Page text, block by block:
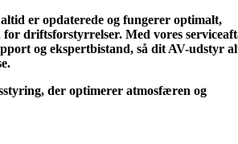
er opdaterede og fungerer optimalt,
driftsforstyrrelser. Med vores
og ekspertbistand, så dit AV-udstyr
der optimerer atmosfæren og